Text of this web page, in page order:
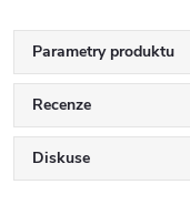
Parametry produktu
Recenze
Diskuse